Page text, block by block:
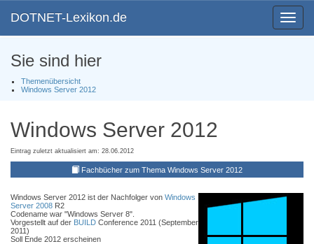
Toggle
DOTNET-Lexikon.de
Sie sind hier
Themenübersicht
Windows Server 2012
Windows Server 2012
Eintrag zuletzt aktualisiert am: 28.06.2012
Fachbücher zum Thema Windows Server 2012
Windows Server 2012 ist der Nachfolger von Windows
Server 2008 R2
Codename war "Windows Server 8".
Vorgestellt auf der BUILD Conference 2011 (September
2011)
Soll Ende 2012 erscheinen